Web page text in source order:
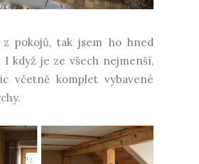
pokojů, tak jsem ho hned
I když je ze všech nejmenší,
včetně komplet vybavené